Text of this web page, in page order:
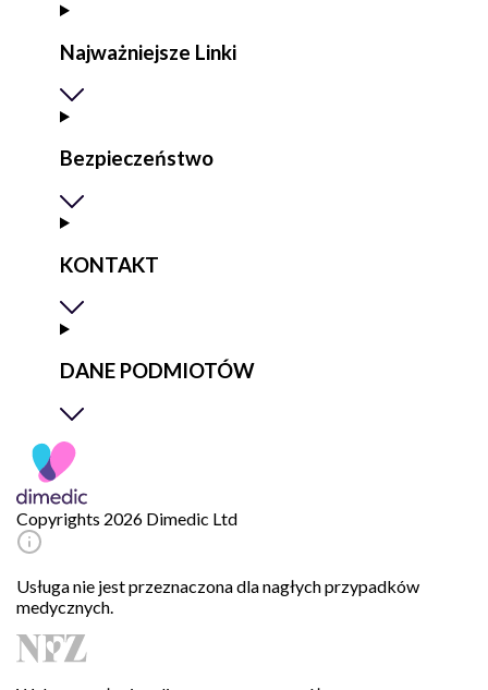
Najważniejsze Linki
Bezpieczeństwo
KONTAKT
DANE PODMIOTÓW
Copyrights 2026 Dimedic Ltd
Usługa nie jest przeznaczona dla nagłych przypadków
medycznych.